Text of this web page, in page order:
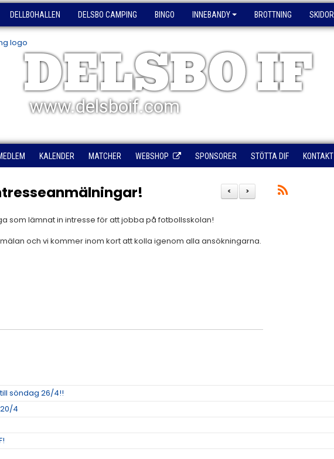
DELLBOHALLEN DELSBO CAMPING BINGO INNEBANDY BROTTNING SKIDOR
DELSBO IF
www.delsboif.com
KALENDER MATCHER WEBSHOP SPONSORER STÖTTA DIF KONTAKT
>
<
som lämnat in intresse för att jobba på fotbollsskolan!
och vi kommer inom kort att kolla igenom alla ansökningarna.
söndag 26/4!!
4